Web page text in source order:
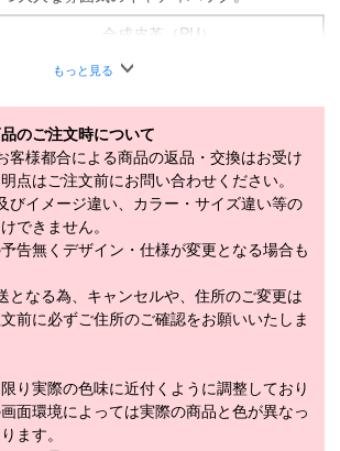
合成皮革（PU）
46インチまで
約3.8kg
5分割
ネームタグ付き
て
動により、当店が運営する複数ショッピ
設定になっております。
報更新になりますのでご注文のタイミン
設定に誤差が生じる場合があります。
させて頂きますので予めご了承願いま
もっと見る
のご注文時について
客様都合による商品の返品・交換はお受け
点はご注文前にお問い合わせください。
びイメージ違い、カラー・サイズ違い等の
できません。
告無くデザイン・仕様が変更となる場合も
となる為、キャンセルや、住所のご変更は
前に必ずご住所のご確認をお願いいたしま
り実際の色味に近付くように調整しており
面環境によっては実際の商品と色が異なっ
ます。